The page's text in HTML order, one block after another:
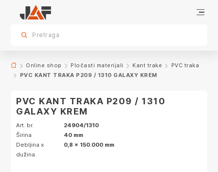
sr.skip-to.main-content
sr.skip-to.table-of-contents
sr.skip-to.main-navigation
Specifikacije
Pretraga
Online shop Pločasti materijali Kant trake
PVC traka
PVC KANT TRAKA P209 / 1310 GALAXY KREM
PVC KANT TRAKA P209 / 1310
GALAXY KREM
Art. br.
24904/1310
Širina
40 mm
Debljina x
dužina
0,8 x 150.000 mm